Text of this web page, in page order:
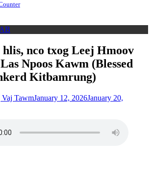
nco txog Leej Hmoov
Npoos Kawm (Blessed
Kitbamrung)
TawmJanuary 12, 2026January 20,